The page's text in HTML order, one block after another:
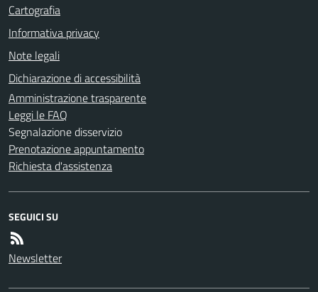
Cartografia
Informativa privacy
Note legali
Dichiarazione di accessibilità
Amministrazione trasparente
Leggi le FAQ
Segnalazione disservizio
Prenotazione appuntamento
Richiesta d'assistenza
SEGUICI SU
Newsletter